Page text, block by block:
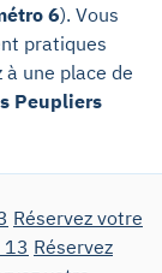
6). Vous
pratiques
à une place de
Peupliers
Réservez votre
13 Réservez